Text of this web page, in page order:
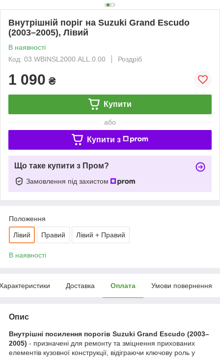
Внутрішній поріг на Suzuki Grand Escudo
(2003–2005), Лівий
В наявності
Код: 03.WBINSL2000.ALL.0.00
Роздріб
1 090 ₴
Купити
або
Купити з
Що таке купити з Пром?
Замовлення під захистом
Положення
Лівий Правий Лівий + Правий
В наявності
Доставка Оплата Умови повернення
Опис
Внутрішні посилення порогів Suzuki Grand Escudo (2003–
2005) - призначені для ремонту та зміцнення прихованих
елементів кузовної конструкції, відіграючи ключову роль у